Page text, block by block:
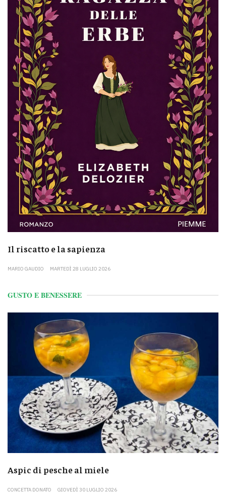
Il riscatto e la sapienza
MARIO GAUDIO MARTEDÌ 28 LUGLIO 2026
GUSTO E BENESSERE
Aspic di pesche al miele
CONCETTA DONATO GIOVEDÌ 30 LUGLIO 2026